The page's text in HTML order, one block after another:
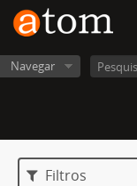
Navegar
Filtros